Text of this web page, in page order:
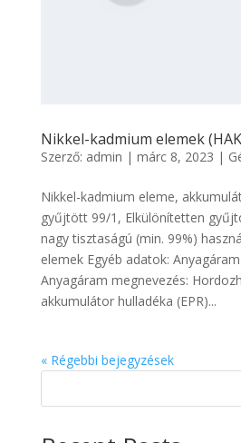
Nikkel-kadmium elemek
Szerző: admin | márc 8, 2023 |
Nikkel-kadmium eleme,
gyűjtött 99/1, Elkülönítetten
nagy tisztaságú (min. 99%)
elemek Egyéb adatok:
Anyagáram megnevezés:
akkumulátor hulladéka (EPR)...
« Régebbi bejegyzések